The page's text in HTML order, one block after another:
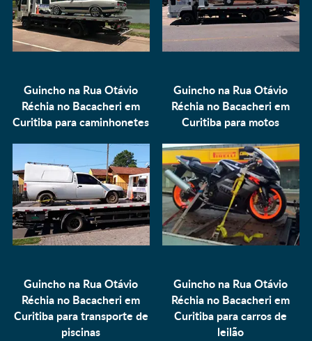
Guincho na Rua Otávio
Réchia no Bacacheri em
Curitiba paracaminhonetes
Guincho na Rua Otávio
Réchia no Bacacheri em
Curitiba para motos
Guincho na Rua Otávio
Réchia no Bacacheri em
Curitiba paratransporte de
piscinas
Guincho na Rua Otávio
Réchia no Bacacheri em
Curitiba paracarros de
leilão